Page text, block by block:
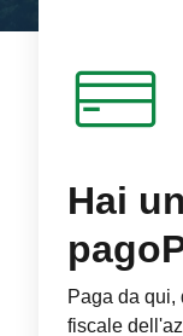
Hai
Paga da
fiscale